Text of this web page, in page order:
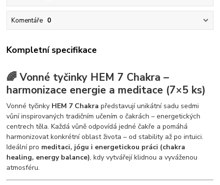
Komentáře 0
Kompletní specifikace
🌈 Vonné tyčinky HEM 7 Chakra –
harmonizace energie a meditace (7×5 ks)
Vonné tyčinky HEM 7 Chakra představují unikátní sadu sedmi
vůní inspirovaných tradičním učením o čakrách – energetických
centrech těla. Každá vůně odpovídá jedné čakře a pomáhá
harmonizovat konkrétní oblast života – od stability až po intuici.
Ideální pro meditaci, jógu i energetickou práci (chakra
healing, energy balance), kdy vytvářejí klidnou a vyváženou
atmosféru.